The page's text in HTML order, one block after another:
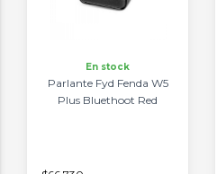
En stock
Parlante Fyd Fenda W5
Plus Bluethoot Red